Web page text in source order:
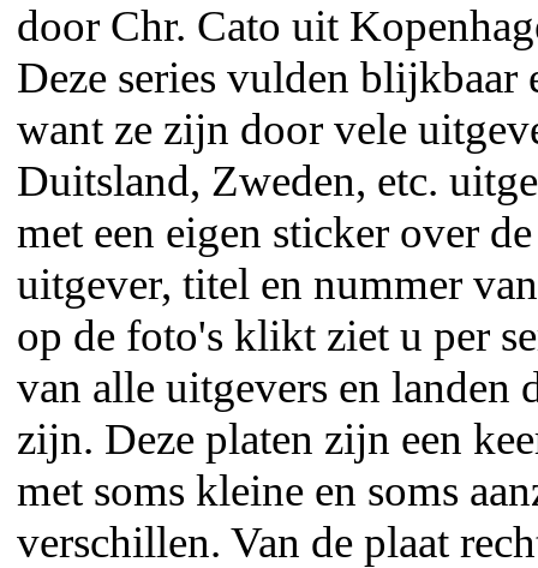
door Chr. Cato uit
Deze series vulden blijkbaar
want ze zijn door vele
Duitsland, Zweden, etc.
met een eigen sticker over
uitgever, titel en nummer
op de foto's klikt ziet u per
van alle uitgevers en landen
zijn. Deze platen zijn een
met soms kleine en soms
verschillen. Van de plaat